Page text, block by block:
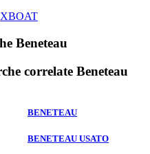
XBOAT
Beneteau
correlate Beneteau
BENETEAU
BENETEAU USATO